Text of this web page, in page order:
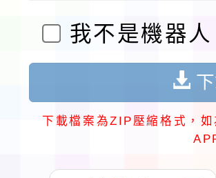
我不是機器人
下
下載檔案為ZIP壓縮格式，